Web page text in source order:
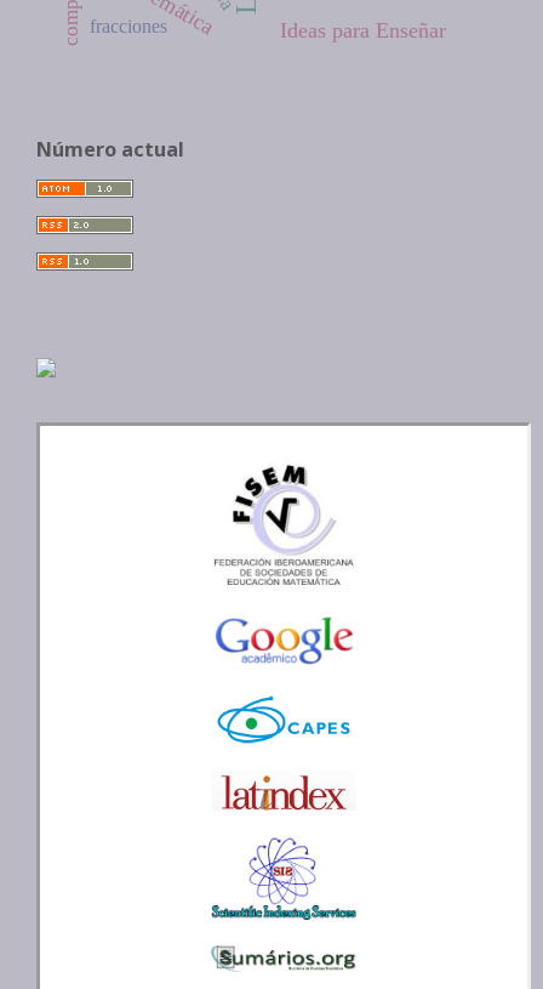
Ideas para Enseñar
fracciones
Número actual